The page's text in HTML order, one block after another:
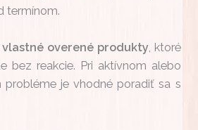
termínom.
overené produkty, ktoré
bez reakcie. Pri aktívnom alebo
probléme je vhodné poradiť sa s